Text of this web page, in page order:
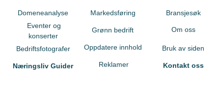
Domeneanalyse
Eventer og
konserter
Bedriftsfotografer
Næringsliv Guider
Markedsføring
Grønn bedrift
Oppdatere innhold
Reklamer
Bransjesøk
Om oss
Bruk av siden
Kontakt oss